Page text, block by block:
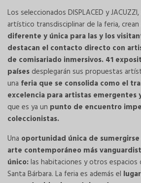
Los seleccionados DISPLACED y
artístico transdisciplinar de la feria, crean
diferente y única para las y los
destacan el contacto directo con
de comisariado inmersivos. 41
países desplegarán sus propuestas
una feria que se consolida como el
excelencia para artistas emergentes
que es ya un punto de encuentro
coleccionistas.
Una oportunidad única de
arte contemporáneo más
único:las habitaciones y otros
Santa Bárbara. La feria es además el